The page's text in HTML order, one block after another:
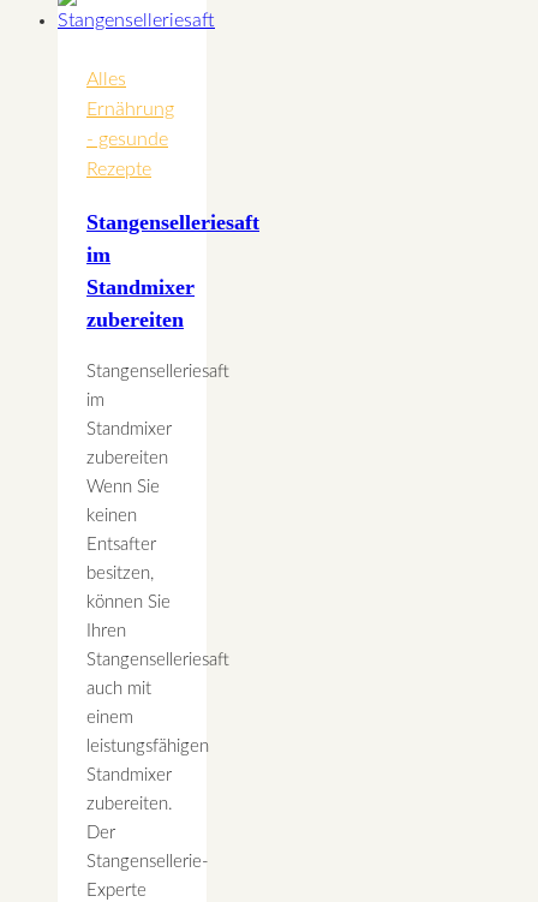
Alles
Ernährung
- gesunde
Rezepte
Stangenselleriesaft
im
Standmixer
zubereiten
Stangenselleriesaft
im
Standmixer
zubereiten
Wenn Sie
keinen
Entsafter
besitzen,
können Sie
Ihren
Stangenselleriesaft
auch mit
einem
leistungsfähigen
Standmixer
zubereiten.
Der
Stangensellerie-
Experte